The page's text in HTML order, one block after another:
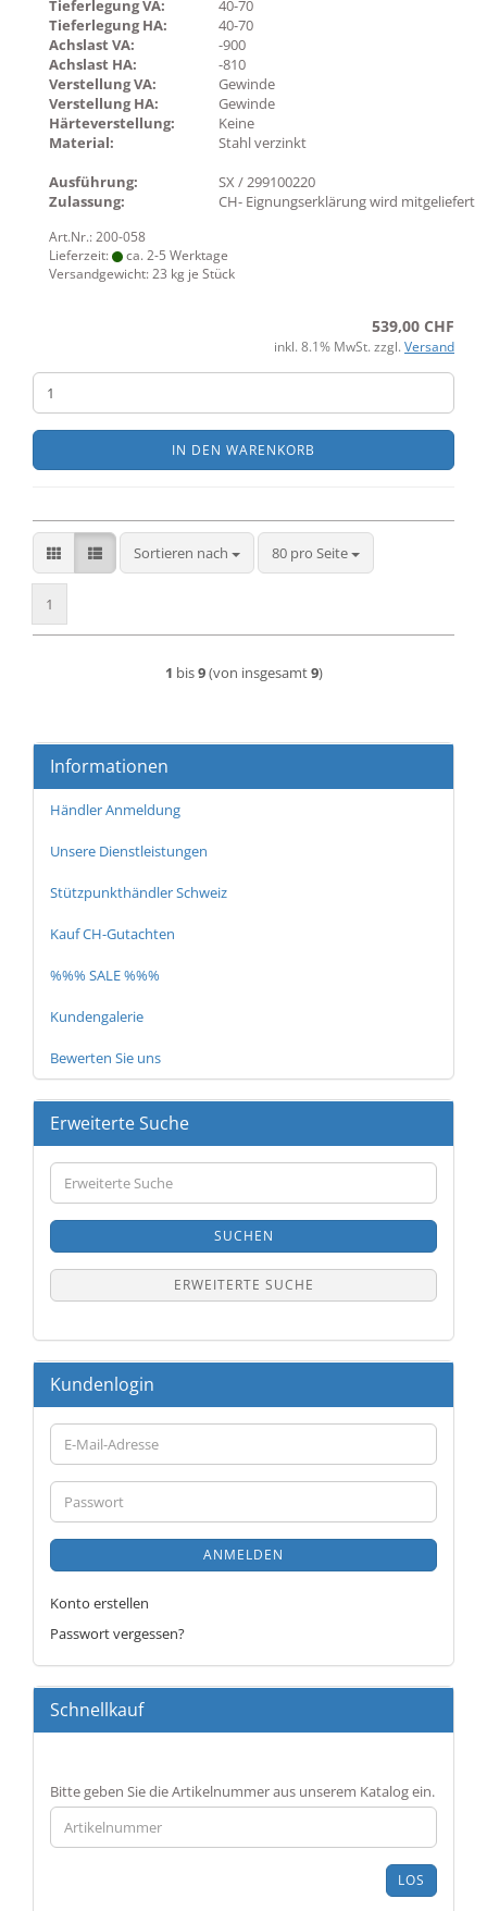
Tieferlegung VA:
40-70
Tieferlegung HA:
40-70
Achslast VA:
-900
Achslast HA:
-810
Verstellung VA:
Gewinde
Verstellung HA:
Gewinde
Härteverstellung:
Keine
Material:
Stahl verzinkt
Ausführung:
SX / 299100220
Zulassung:
CH- Eignungserklärung wird mitgeliefert
Art.Nr.: 200-058
Lieferzeit:
ca. 2-5 Werktage
Versandgewicht:23 kg je Stück
539,00 CHF
inkl. 8.1% MwSt. zzgl. Versand
IN DEN WARENKORB
Sortieren nach
Sortieren nach 80 pro Seite
pro Seite
1
1 bis9(von insgesamt9)
Informationen
Händler Anmeldung
Unsere Dienstleistungen
Stützpunkthändler Schweiz
Kauf CH-Gutachten
%%% SALE %%%
Kundengalerie
Bewerten Sie uns
Erweiterte Suche
Erweiterte
Suche
SUCHEN
ERWEITERTE SUCHE
Kundenlogin
E-
Mail-
Adresse
Passwort
ANMELDEN
Konto erstellen
Passwort vergessen?
Schnellkauf
BITTE
GEBEN
SIE
DIE
Bitte geben Sie die Artikelnummer aus unserem Katalog ein.
LOS